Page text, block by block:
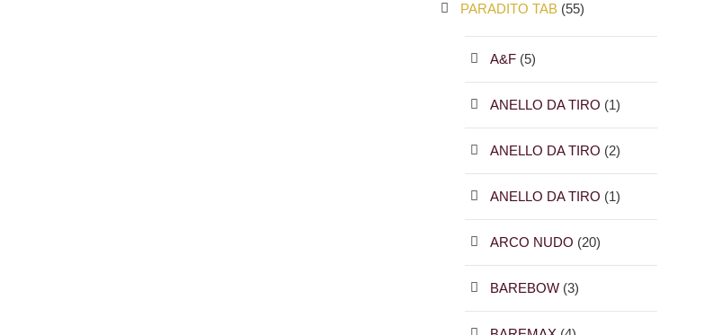
PARADITO TAB (55)
A&F (5)
ANELLO DA TIRO (1)
ANELLO DA TIRO (2)
ANELLO DA TIRO (1)
ARCO NUDO (20)
BAREBOW (3)